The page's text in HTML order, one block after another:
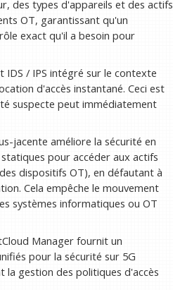
des types d'appareils et des actifs
OT, garantissant qu'un
exact qu'il a besoin pour
IDS / IPS intégré sur le contexte
d'accès instantané. Ceci est
suspecte peut immédiatement
jacente améliore la sécurité en
pour accéder aux actifs
dispositifs OT), en défautant à
Cela empêche le mouvement
systèmes informatiques ou OT
Manager fournit un
pour la sécurité sur 5G
la gestion des politiques d'accès